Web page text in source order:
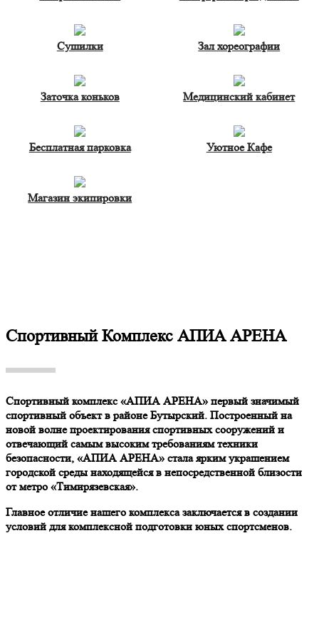
Cушилки Зал хореографии
Заточка коньков Медицинский кабинет
Бесплатная парковка Уютное Кафе
Магазин экипировки
Спортивный Комплекс АПИА АРЕНА
Спортивный комплекс «АПИА АРЕНА» первый значимый
спортивный объект в районе Бутырский. Построенный на
новой волне проектирования спортивных сооружений и
отвечающий самым высоким требованиям техники
безопасности, «АПИА АРЕНА» стала ярким украшением
городской среды находящейся в непосредственной близости
от метро «Тимирязевская».
Главное отличие нашего комплекса заключается в создании
условий для комплексной подготовки юных спортсменов.